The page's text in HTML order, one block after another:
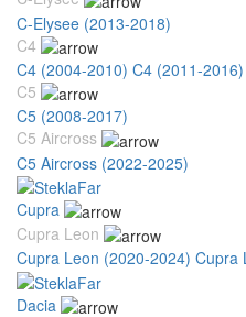
C-Elysee (2013-2018)
C4
C4 (2004-2010) C4 (2011-2016)
C5
C5 (2008-2017)
C5 Aircross
C5 Aircross (2022-2025)
Cupra
Cupra Leon
Cupra Leon (2020-2024) Cupra
Dacia